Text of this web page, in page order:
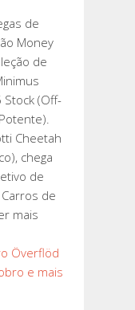
MAIS
de
Money
de
Stock (Off-
Cheetah
chega
de
de
mais
Överflöd
e mais